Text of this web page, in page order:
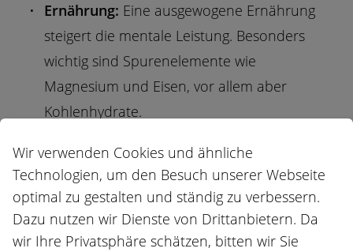
Ernährung: Eine ausgewogene Ernährung
steigert die mentale Leistung. Besonders
wichtig sind Spurenelemente wie
Magnesium und Eisen, vor allem aber
Kohlenhydrate.
regt die Hirnaktivität an. Wasser und
ungesüsster Tee tun dem Körper gut,
koffeinhaltige Getränke wie Cola oder
Kaffee hingegen wirken nur kurzzeitig
Wir verwenden Cookies und ähnliche
Technologien, um den Besuch unserer Webseite
optimal zu gestalten und ständig zu verbessern.
Dazu nutzen wir Dienste von Drittanbietern. Da
wir Ihre Privatsphäre schätzen, bitten wir Sie